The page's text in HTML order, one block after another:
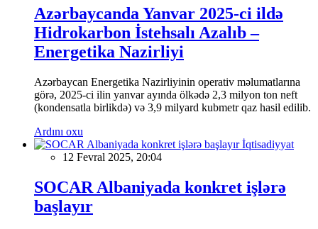
Azərbaycanda Yanvar 2025-ci ildə
Hidrokarbon İstehsalı Azalıb –
Energetika Nazirliyi
Azərbaycan Energetika Nazirliyinin operativ məlumatlarına
görə, 2025-ci ilin yanvar ayında ölkədə 2,3 milyon ton neft
(kondensatla birlikdə) və 3,9 milyard kubmetr qaz hasil edilib.
Ardını oxu
İqtisadiyyat
12 Fevral 2025, 20:04
SOCAR Albaniyada konkret işlərə
başlayır